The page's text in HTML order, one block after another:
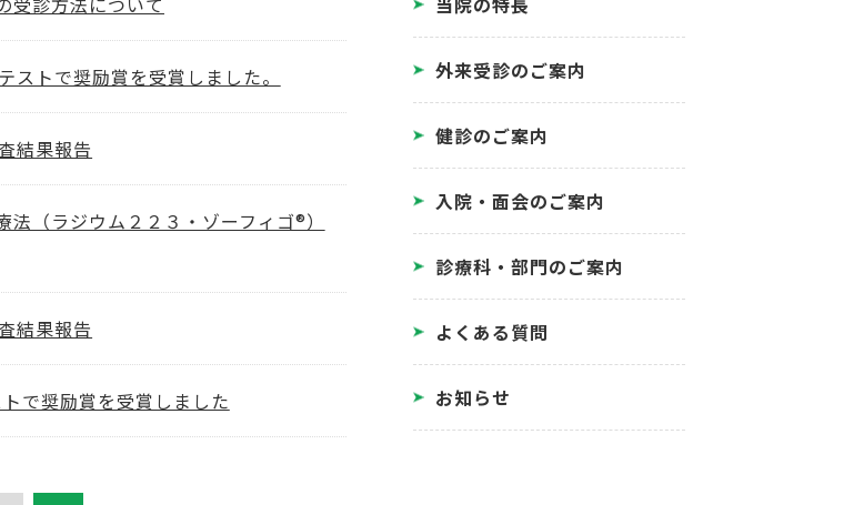
ストで奨励賞を受賞しました。
結果報告
（ラジウム２２３・ゾーフィゴ®）
結果報告
で奨励賞を受賞しました
外来受診のご案内
健診のご案内
入院・面会のご案内
診療科・部門のご案内
よくある質問
お知らせ